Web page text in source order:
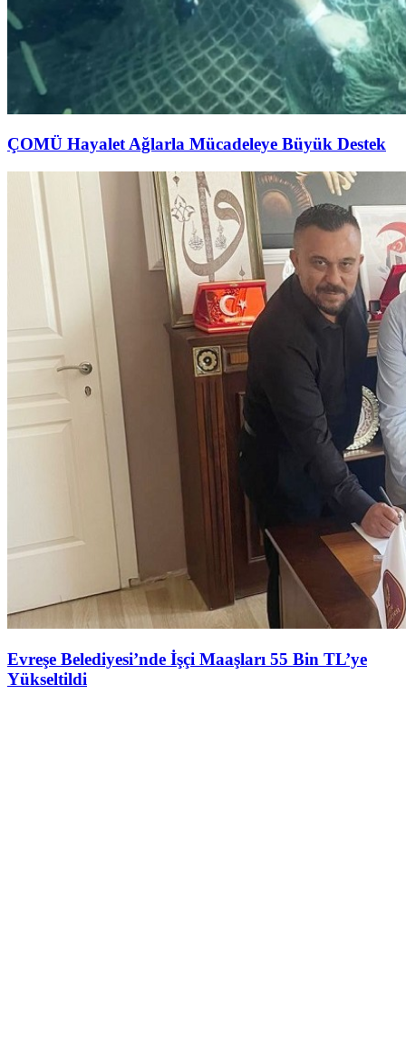
ÇOMÜ Hayalet Ağlarla Mücadeleye Büyük Destek
Evreşe Belediyesi’nde İşçi Maaşları 55 Bin TL’ye
Yükseltildi